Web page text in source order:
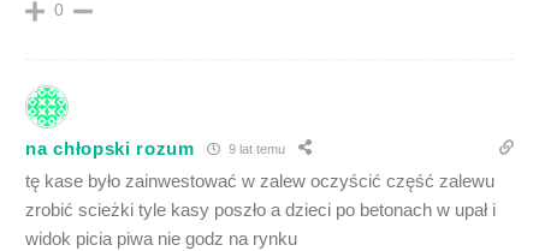
0
na chłopski rozum 9 lat temu
tę kase było zainwestować w zalew oczyścić część zalewu
zrobić scieżki tyle kasy poszło a dzieci po betonach w upał i
widok picia piwa nie godz na rynku